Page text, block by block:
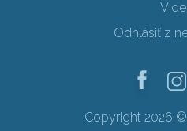
Odhlásiť z
Copyright 2026